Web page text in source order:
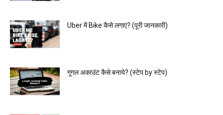
Uber में Bike कैसे लगाए? (पूरी जानकारी)
गूगल अकाउंट कैसे बनाये? (स्टेप by स्टेप)